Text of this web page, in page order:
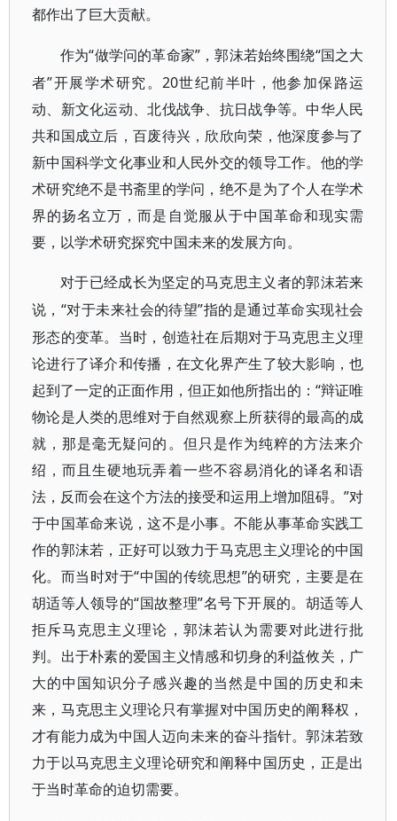
都作出了巨大贡献。
作为“做学问的革命家”，郭沫若始终围绕“国之大
者”开展学术研究。20世纪前半叶，他参加保路运
动、新文化运动、北伐战争、抗日战争等。中华人民
共和国成立后，百废待兴，欣欣向荣，他深度参与了
新中国科学文化事业和人民外交的领导工作。他的学
术研究绝不是书斋里的学问，绝不是为了个人在学术
界的扬名立万，而是自觉服从于中国革命和现实需
要，以学术研究探究中国未来的发展方向。
对于已经成长为坚定的马克思主义者的郭沫若来
说， “对于未来社会的待望”指的是通过革命实现社会
形态的变革。当时，创造社在后期对于马克思主义理
论进行了译介和传播，在文化界产生了较大影响，也
起到了一定的正面作用，但正如他所指出的：“辩证唯
物论是人类的思维对于自然观察上所获得的最高的成
就，那是毫无疑问的。但只是作为纯粹的方法来介
绍，而且生硬地玩弄着一些不容易消化的译名和语
法，反而会在这个方法的接受和运用上增加阻碍。”对
于中国革命来说，这不是小事。不能从事革命实践工
作的郭沫若，正好可以致力于马克思主义理论的中国
化。而当时对于“中国的传统思想”的研究，主要是在
胡适等人领导的“国故整理”名号下开展的。胡适等人
拒斥马克思主义理论，郭沫若认为需要对此进行批
判。出于朴素的爱国主义情感和切身的利益攸关，广
大的中国知识分子感兴趣的当然是中国的历史和未
来，马克思主义理论只有掌握对中国历史的阐释权，
才有能力成为中国人迈向未来的奋斗指针。郭沫若致
力于以马克思主义理论研究和阐释中国历史，正是出
于当时革命的迫切需要。